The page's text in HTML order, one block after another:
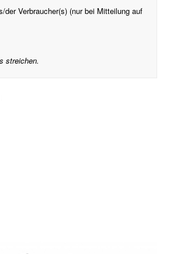
der Verbraucher(s) (nur bei Mitteilung auf
streichen.